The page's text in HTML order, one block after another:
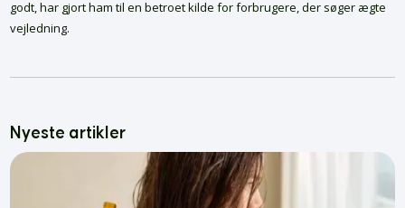
godt, har gjort ham til en betroet kilde for forbrugere, der søger ægte
vejledning.
Nyeste artikler